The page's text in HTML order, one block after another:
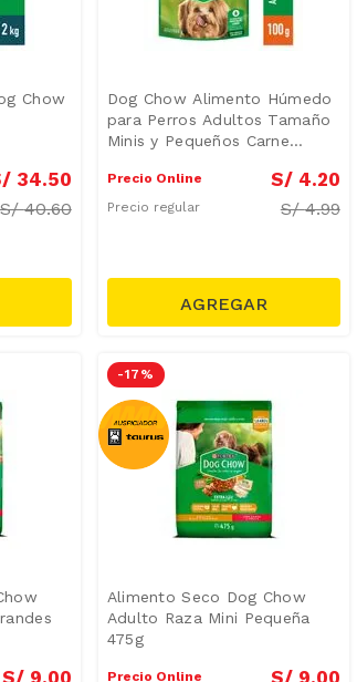
Chow
34.50
S/40.60
Dog Chow Alimento Húmedo
para Perros Adultos Tamaño
Minis y Pequeños Carne
Precio Online S/ 4.20
Precio regular S/4.99
-17 %
Alimento Seco Dog Chow
Adulto Raza Mini Pequeña
475g
Precio Online